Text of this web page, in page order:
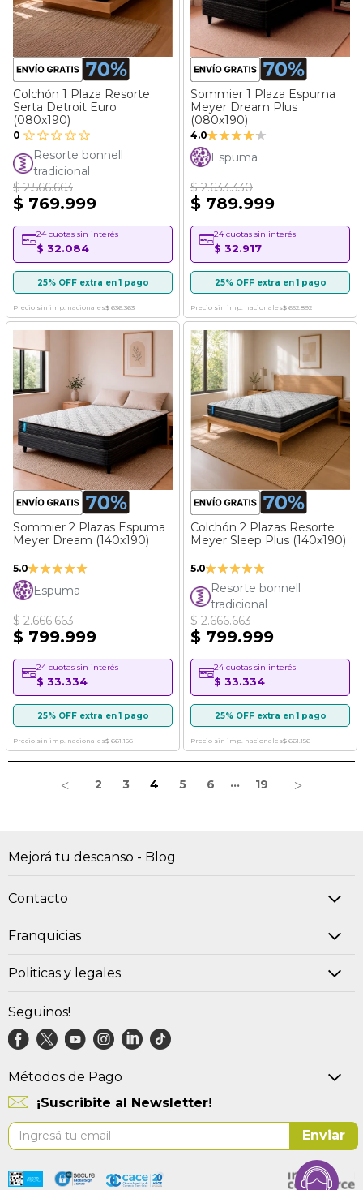
Colchón 1 Plaza Resorte
Serta Detroit Euro
(080x190)
0
Resorte bonnell
tradicional
$ 2.566.663
$ 769.999
24 cuotas sin interés
$ 32.084
25% OFF extra en 1 pago
Precio sin imp. nacionales$ 636.363
Sommier 1 Plaza Espuma
Meyer Dream Plus
(080x190)
4.0Valoración:
80%
Espuma
$ 2.633.330
$ 789.999
24 cuotas sin interés
$ 32.917
25% OFF extra en 1 pago
Precio sin imp. nacionales$ 652.892
Sommier 2 Plazas Espuma
Meyer Dream (140x190)
5.0Valoración:
99%
Espuma
$ 2.666.663
$ 799.999
24 cuotas sin interés
$ 33.334
25% OFF extra en 1 pago
Precio sin imp. nacionales$ 661.156
Colchón 2 Plazas Resorte
Meyer Sleep Plus (140x190)
5.0Valoración:
100%
Resorte bonnell
tradicional
$ 2.666.663
$ 799.999
24 cuotas sin interés
$ 33.334
25% OFF extra en 1 pago
Precio sin imp. nacionales$ 661.156
Página
PáginaPágina
2 Página
3 Estás leyendo la página
4 Página
5 Página
6 ... Página
19 Página
Mejorá tu descanso - Blog
Contacto
Franquicias
Politicas y legales
¡Suscribite al Newsletter!
Suscríbase
al
informativo:
Enviar
Seguinos!
Métodos de Pago